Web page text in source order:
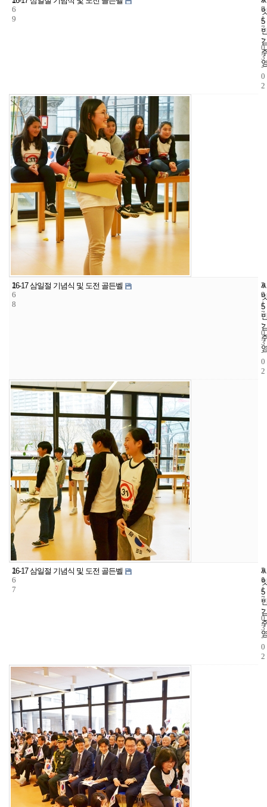
6
9
5
7
0
1
7
-
0
3
-
0
2
2
6
8
16-17 삼일절 기념식 및 도전 골든벨
5
2
9
2
0
1
7
-
0
3
-
0
2
2
6
7
16-17 삼일절 기념식 및 도전 골든벨
5
5
1
2
0
1
7
-
0
3
-
0
2